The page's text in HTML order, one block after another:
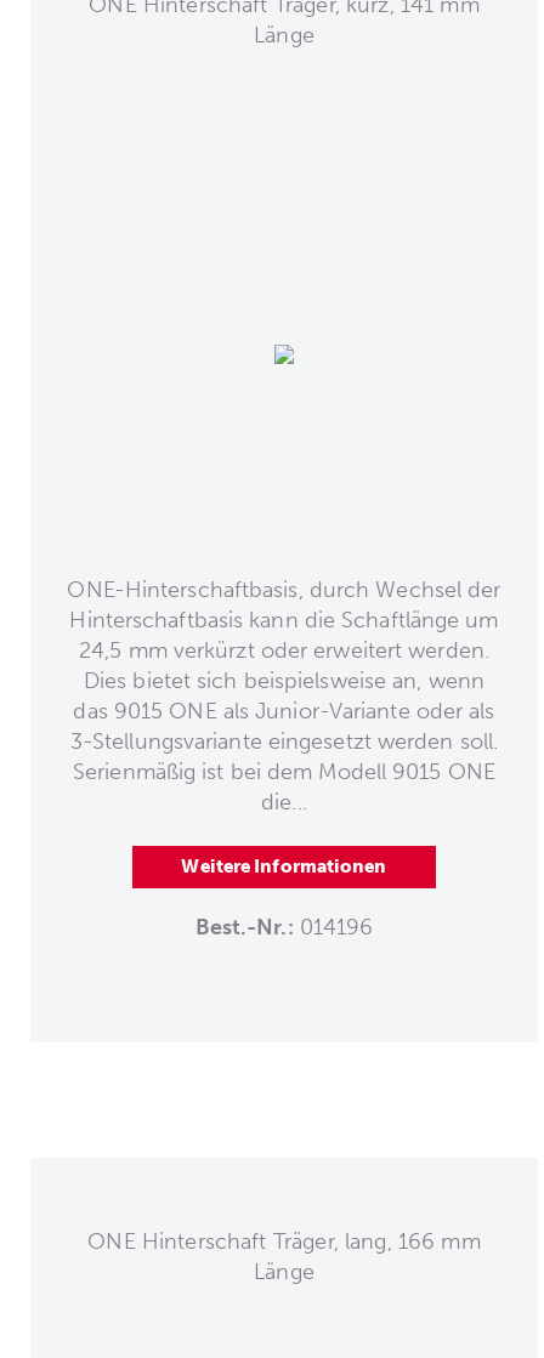
Länge
ONE-Hinterschaftbasis, durch Wechsel der
Hinterschaftbasis kann die Schaftlänge um
24,5 mm verkürzt oder erweitert werden.
Dies bietet sich beispielsweise an, wenn
das 9015 ONE als Junior-Variante oder als
3-Stellungsvariante eingesetzt werden soll.
Serienmäßig ist bei dem Modell 9015 ONE
die...
Weitere Informationen
Best.-Nr.: 014196
ONE Hinterschaft Träger, lang, 166 mm
Länge